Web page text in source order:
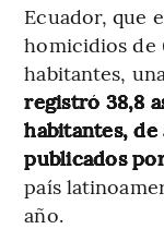
Ecuador, que
homicidios de
habitantes,
registró 38,8
habitantes,
publicados
país
año.